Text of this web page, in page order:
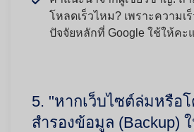
โหลดเร็วไหม? เพราะความเ
ปัจจัยหลักที่ Google ใช้ให้คะ
5. "หากเว็บไซต์ล่มหรือ
สำรองข้อมูล (Backup)